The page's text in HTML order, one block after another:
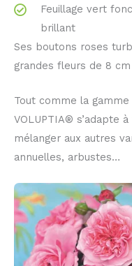
Feuillage vert
brillant
Ses boutons roses
grandes fleurs de 8
Tout comme la
VOLUPTIA® s’adapte
mélanger aux autres
annuelles, arbustes…